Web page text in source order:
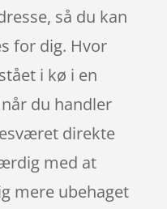
så du kan
for dig. Hvor
i kø i en
du handler
direkte
med at
mere ubehaget